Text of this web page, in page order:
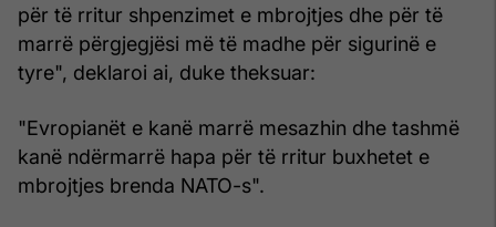
për të rritur shpenzimet e mbrojtjes dhe për të
marrë përgjegjësi më të madhe për sigurinë e
tyre", deklaroi ai, duke theksuar:
"Evropianët e kanë marrë mesazhin dhe tashmë
kanë ndërmarrë hapa për të rritur buxhetet e
mbrojtjes brenda NATO-s".